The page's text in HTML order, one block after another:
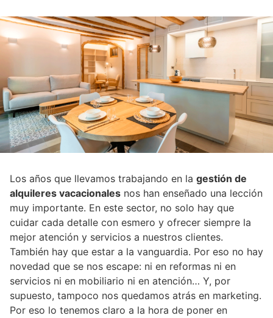
Los años que llevamos trabajando en la gestión de
alquileres vacacionales nos han enseñado una lección
muy importante. En este sector, no solo hay que
cuidar cada detalle con esmero y ofrecer siempre la
mejor atención y servicios a nuestros clientes.
También hay que estar a la vanguardia. Por eso no hay
novedad que se nos escape: ni en reformas ni en
servicios ni en mobiliario ni en atención… Y, por
supuesto, tampoco nos quedamos atrás en marketing.
Por eso lo tenemos claro a la hora de poner en